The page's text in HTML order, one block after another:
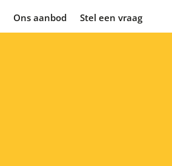
Ons aanbod Stel een vraag